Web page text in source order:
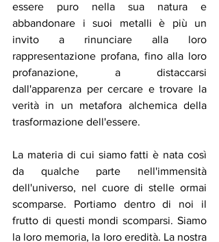
essere puro nella sua natura e
abbandonare i suoi metalli è più un
invito a rinunciare alla loro
rappresentazione profana, fino alla loro
profanazione, a distaccarsi
dall'apparenza per cercare e trovare la
verità in un metafora alchemica della
trasformazione dell'essere.
La materia di cui siamo fatti è nata così
da qualche parte nell'immensità
dell'universo, nel cuore di stelle ormai
scomparse. Portiamo dentro di noi il
frutto di questi mondi scomparsi. Siamo
la loro memoria, la loro eredità. La nostra